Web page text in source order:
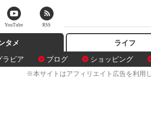
タメ
ラビア ブログ ショッピング
ライフ
※本サイトはアフィリエイト広告を利用
YouTube RSS